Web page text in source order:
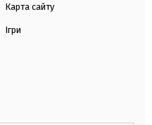
Карта сайту
Ігри